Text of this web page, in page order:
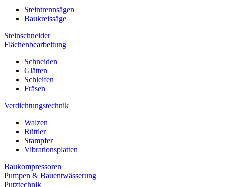
Steintrennsägen
Baukreissäge
Steinschneider
Flächenbearbeitung
Schneiden
Glätten
Schleifen
Fräsen
Verdichtungstechnik
Walzen
Rüttler
Stampfer
Vibrationsplatten
Baukompressoren
Pumpen & Bauentwässerung
Putztechnik